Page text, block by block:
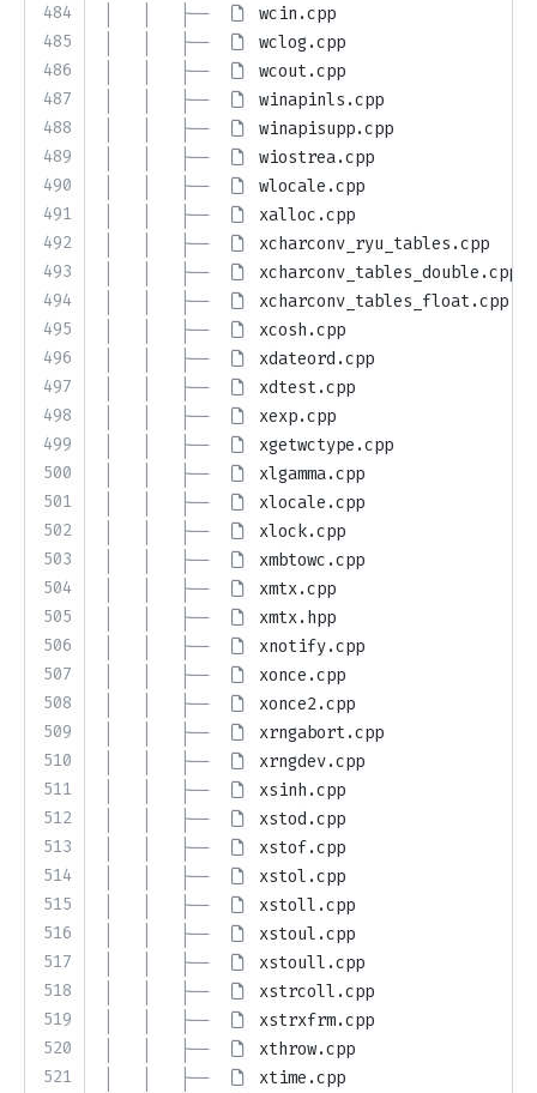
484
485
486
487
488
489
490
491
492
493
494
495
496
497
498
499
500
501
502
503
504
505
506
507
508
509
510
511
512
513
514
515
516
517
518
519
520
521
│   │   ├──
wcin.cpp
│   │   ├──
wclog.cpp
│   │   ├──
wcout.cpp
│   │   ├──
winapinls.cpp
│   │   ├──
winapisupp.cpp
│   │   ├──
wiostrea.cpp
│   │   ├──
wlocale.cpp
│   │   ├──
xalloc.cpp
│   │   ├──
xcharconv_ryu_tables.cpp
│   │   ├──
xcharconv_tables_double.cpp
│   │   ├──
xcharconv_tables_float.cpp
│   │   ├──
xcosh.cpp
│   │   ├──
xdateord.cpp
│   │   ├──
xdtest.cpp
│   │   ├──
xexp.cpp
│   │   ├──
xgetwctype.cpp
│   │   ├──
xlgamma.cpp
│   │   ├──
xlocale.cpp
│   │   ├──
xlock.cpp
│   │   ├──
xmbtowc.cpp
│   │   ├──
xmtx.cpp
│   │   ├──
xmtx.hpp
│   │   ├──
xnotify.cpp
│   │   ├──
xonce.cpp
│   │   ├──
xonce2.cpp
│   │   ├──
xrngabort.cpp
│   │   ├──
xrngdev.cpp
│   │   ├──
xsinh.cpp
│   │   ├──
xstod.cpp
│   │   ├──
xstof.cpp
│   │   ├──
xstol.cpp
│   │   ├──
xstoll.cpp
│   │   ├──
xstoul.cpp
│   │   ├──
xstoull.cpp
│   │   ├──
xstrcoll.cpp
│   │   ├──
xstrxfrm.cpp
│   │   ├──
xthrow.cpp
│   │   ├──
xtime.cpp